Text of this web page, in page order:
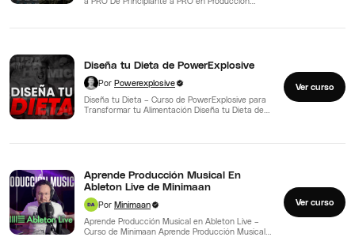
Diseña tu Dieta de PowerExplosive
Por Powerexplosive
Diseña tu Dieta – Curso de PowerExplosive para
Transformar tu Alimentación Diseña tu Dieta de
Ver curso
Aprende Producción Musical En
Ableton Live de Minimaan
Por Minimaan
Aprende Producción Musical en Ableton Live –
Curso de Minimaan Aprende Producción Musical
Ver curso